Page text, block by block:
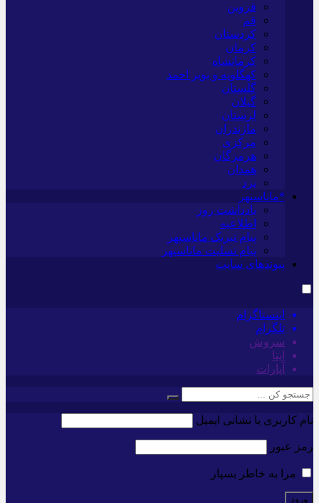
قزوین
قم
کردستان
کرمان
کرمانشاه
کهگلویه و بویر احمد
گلستان
گیلان
لرستان
مازندران
مرکزی
هرمزگان
همدان
یزد
*ماناسپهر
یادداشت روز
اطلاعیه
پیام تبریک ماناسپهر
پیام تسلیت ماناسپهر
پیوندهای سایت
اینستاگرام
تلگرام
سروش
ایتا
آپارات
نام کاربری یا نشانی ایمیل
رمز عبور
مرا به خاطر بسپار